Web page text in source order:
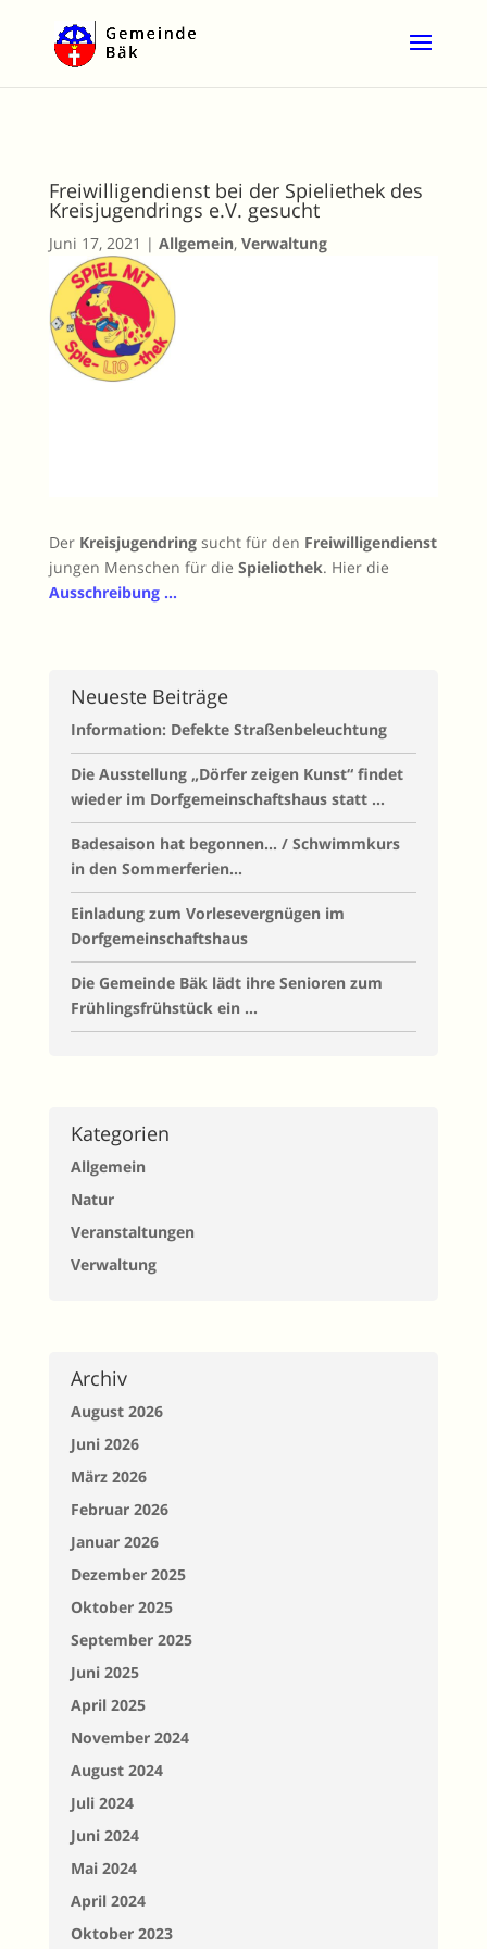
Freiwilligendienst bei der Spieliethek des
Kreisjugendrings e.V. gesucht
Juni 17, 2021 | Allgemein, Verwaltung
Der Kreisjugendringsucht für den Freiwilligendienst
jungen Menschen für die Spieliothek. Hier die
Ausschreibung …
Neueste Beiträge
Information: Defekte Straßenbeleuchtung
Die Ausstellung „Dörfer zeigen Kunst“ findet
wieder im Dorfgemeinschaftshaus statt …
Badesaison hat begonnen… / Schwimmkurs
in den Sommerferien…
Einladung zum Vorlesevergnügen im
Dorfgemeinschaftshaus
Die Gemeinde Bäk lädt ihre Senioren zum
Frühlingsfrühstück ein …
Kategorien
Allgemein
Natur
Veranstaltungen
Verwaltung
Archiv
August 2026
Juni 2026
März 2026
Februar 2026
Januar 2026
Dezember 2025
Oktober 2025
September 2025
Juni 2025
April 2025
November 2024
August 2024
Juli 2024
Juni 2024
Mai 2024
April 2024
Oktober 2023